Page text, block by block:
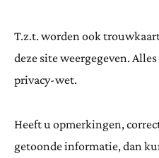
T.z.t. worden ook
deze site weergegeven.
privacy-wet.
Heeft u opmerkingen,
getoonde informatie, dan